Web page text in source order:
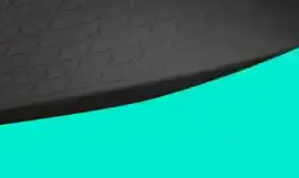
seçenekleriyle ilgili önemli ipuçları
yardımcı olun.